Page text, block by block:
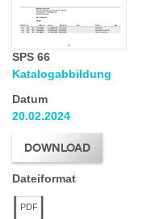
SPS 66
Katalogabbildung
Datum
20.02.2024
DOWNLOAD
Dateiformat
PDF